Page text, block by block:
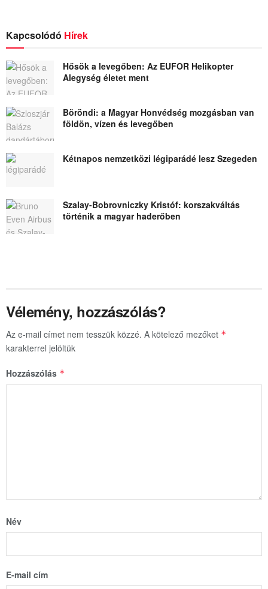
Kapcsolódó Hírek
Hősök a levegőben: Az EUFOR Helikopter
Alegység életet ment
Böröndi: a Magyar Honvédség mozgásban van
földön, vízen és levegőben
Kétnapos nemzetközi légiparádé lesz Szegeden
Szalay-Bobrovniczky Kristóf: korszakváltás
történik a magyar haderőben
Vélemény, hozzászólás?
Az e-mail címet nem tesszük közzé. A kötelező mezőket *
karakterrel jelöltük
Hozzászólás *
Név
E-mail cím